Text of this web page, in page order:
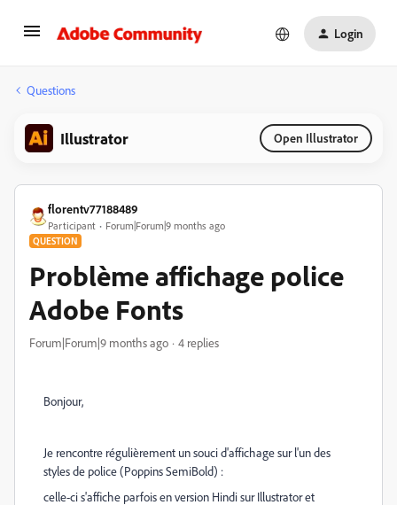
Login
Questions
Illustrator Open Illustrator
florentv77188489
Participant Forum|Forum|9 months ago
QUESTION
Problème affichage police
Adobe Fonts
Forum|Forum|9 months ago 4 replies
Bonjour,
Je rencontre régulièrement un souci d'affichage sur l'un des
styles de police (Poppins SemiBold) :
celle-ci s'affiche parfois en version Hindi sur Illustrator et